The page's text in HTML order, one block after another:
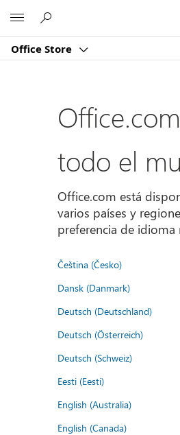
Office Store
todo el
Office.com está
varios países y
preferencia de idioma
Čeština (Česko)
Dansk (Danmark)
Deutsch (Deutschland)
Deutsch (Österreich)
Deutsch (Schweiz)
Eesti (Eesti)
English (Australia)
English (Canada)